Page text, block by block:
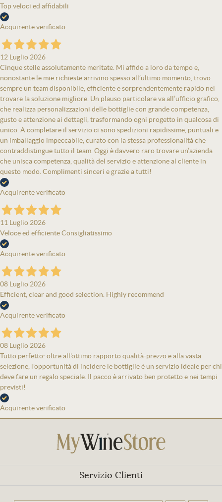
Top veloci ed affidabili
Acquirente verificato
12 Luglio 2026
Cinque stelle assolutamente meritate. Mi affido a loro da tempo e,
nonostante le mie richieste arrivino spesso all’ultimo momento, trovo
sempre un team disponibile, efficiente e sorprendentemente rapido nel
trovare la soluzione migliore. Un plauso particolare va all’ufficio grafico,
che realizza personalizzazioni delle bottiglie con grande competenza,
gusto e attenzione ai dettagli, trasformando ogni progetto in qualcosa di
unico. A completare il servizio ci sono spedizioni rapidissime, puntuali e
un imballaggio impeccabile, curato con la stessa professionalità che
contraddistingue tutto il team. Oggi è davvero raro trovare un’azienda
che unisca competenza, qualità del servizio e attenzione al cliente in
questo modo. Complimenti sinceri e grazie a tutti!
Acquirente verificato
11 Luglio 2026
Veloce ed efficiente Consigliatissimo
Acquirente verificato
08 Luglio 2026
Efficient, clear and good selection. Highly recommend
Acquirente verificato
08 Luglio 2026
Tutto perfetto: oltre all'ottimo rapporto qualità-prezzo e alla vasta
selezione, l'opportunità di incidere le bottiglie è un servizio ideale per chi
deve fare un regalo speciale. Il pacco è arrivato ben protetto e nei tempi
previsti!
Acquirente verificato
Servizio Clienti